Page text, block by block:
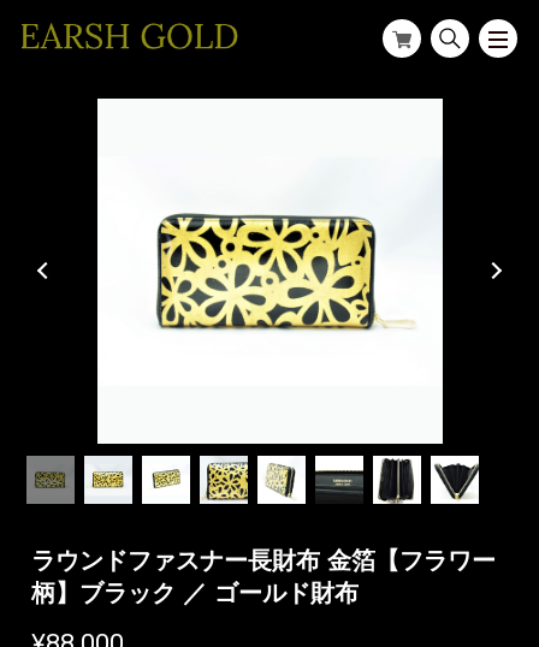
ラウンドファスナー長財布 金箔【フラワー
柄】ブラック ／ ゴールド財布